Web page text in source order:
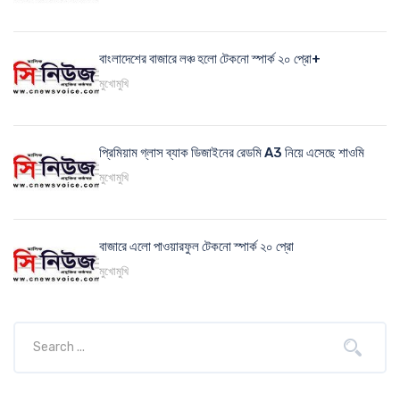
বাংলাদেশের বাজারে লঞ্চ হলো টেকনো স্পার্ক ২০ প্রো+
মুখোমুখি
প্রিমিয়াম গ্লাস ব্যাক ডিজাইনের রেডমি A3 নিয়ে এসেছে শাওমি
মুখোমুখি
বাজারে এলো পাওয়ারফুল টেকনো স্পার্ক ২০ প্রো
মুখোমুখি